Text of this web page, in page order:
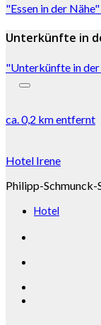
"Essen in der
Unterkünfte in
"Unterkünfte in
ca.0,2 kmentfernt
Hotel Irene
Philipp-Schmunck-
Hotel